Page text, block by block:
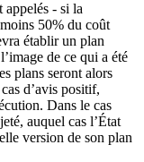
appelés - si la
50% du coût
établir un plan
de ce qui a été
plans seront alors
d’avis positif,
Dans le cas
auquel cas l’État
version de son plan